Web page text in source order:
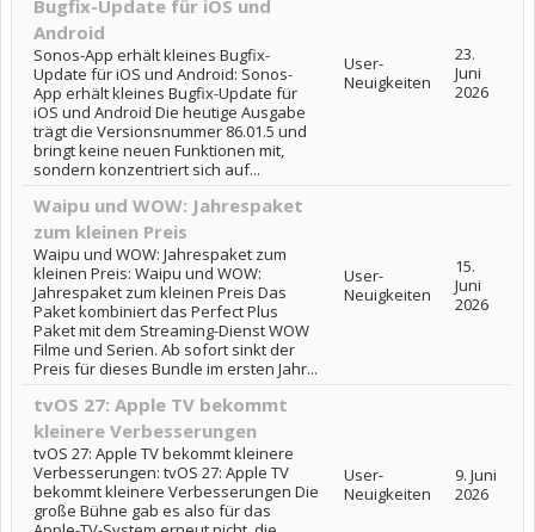
Bugfix-Update für iOS und
Android
Sonos-App erhält kleines Bugfix-
Update für iOS und Android: Sonos-
App erhält kleines Bugfix-Update für
iOS und Android Die heutige Ausgabe
trägt die Versionsnummer 86.01.5 und
bringt keine neuen Funktionen mit,
sondern konzentriert sich auf...
User-
Neuigkeiten
23.
Juni
2026
Waipu und WOW: Jahrespaket
zum kleinen Preis
Waipu und WOW: Jahrespaket zum
kleinen Preis: Waipu und WOW:
Jahrespaket zum kleinen Preis Das
Paket kombiniert das Perfect Plus
Paket mit dem Streaming-Dienst WOW
Filme und Serien. Ab sofort sinkt der
Preis für dieses Bundle im ersten Jahr...
User-
Neuigkeiten
15.
Juni
2026
tvOS 27: Apple TV bekommt
kleinere Verbesserungen
tvOS 27: Apple TV bekommt kleinere
Verbesserungen: tvOS 27: Apple TV
bekommt kleinere Verbesserungen Die
große Bühne gab es also für das
User-
Neuigkeiten
9. Juni
2026